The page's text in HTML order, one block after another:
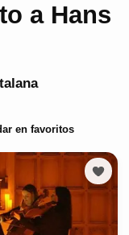
a Hans
en favoritos